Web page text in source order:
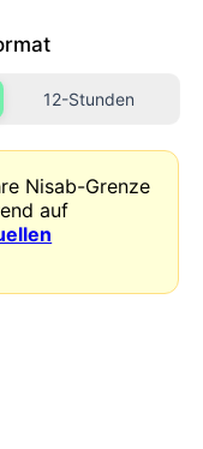
12-Stunden
Nisab-Grenze
auf